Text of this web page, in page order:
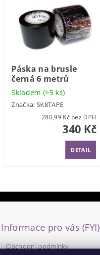
Páska na brusle
černá 6 metrů
Skladem (>5 ks)
Značka: SK8TAPE
280,99 Kč bez DPH
340 Kč
DETAIL
Informace pro vás (FYI)
Obchodní podmínky